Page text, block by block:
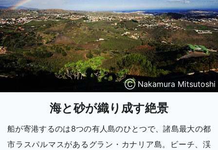
Ⓒ Nakamura Mitsutoshi
海と砂が織り成す絶景
船が寄港するのは8つの有人島のひとつで、諸島最大の都
市ラスパルマスがあるグラン・カナリア島。ビーチ、渓